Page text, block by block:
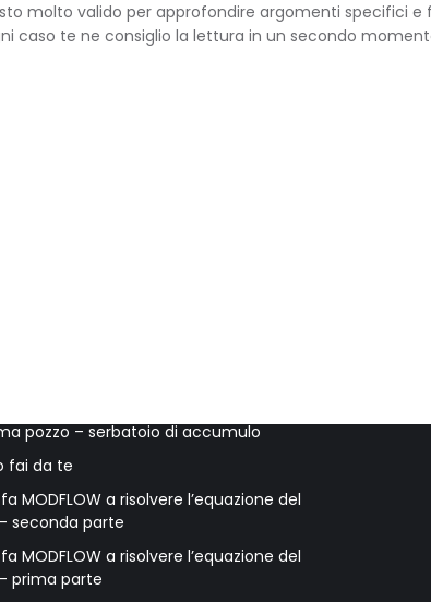
molto valido per approfondire argomenti specifici e
caso te ne consiglio la lettura in un secondo
pozzo – serbatoio di accumulo
fai da te
MODFLOW a risolvere l’equazione del
seconda parte
MODFLOW a risolvere l’equazione del
prima parte